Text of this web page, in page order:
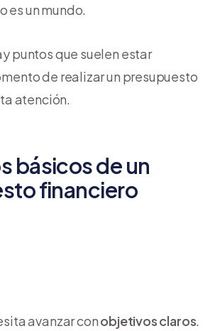
es un mundo.
puntos que suelen estar
de realizar un presupuesto
atención.
básicos de un
financiero
avanzar conobjetivos claros.